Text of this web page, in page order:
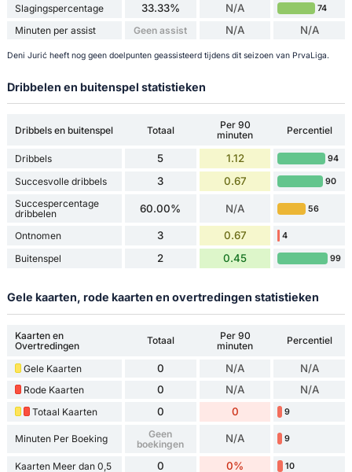
Slagingspercentage 33.33% N/A 74
Minuten per assist Geen assist N/A N/A
Deni Jurić heeft nog geen doelpunten geassisteerd tijdens dit seizoen van PrvaLiga.
Dribbelen en buitenspel statistieken
Dribbels en buitenspel Totaal
Per 90
minuten
Percentiel
Dribbels 5 1.12 94
Succesvolle dribbels 3 0.67 90
Succespercentage
dribbelen
60.00% N/A 56
Ontnomen 3 0.67 4
Buitenspel 2 0.45 99
Gele kaarten, rode kaarten en overtredingen statistieken
Kaarten en
Overtredingen
Totaal
Per 90
minuten
Percentiel
Gele Kaarten 0 N/A N/A
Rode Kaarten 0 N/A N/A
Totaal Kaarten 0 0 9
Minuten Per Boeking
Geen
boekingen
N/A 9
Kaarten Meer dan 0,5 0 0% 10